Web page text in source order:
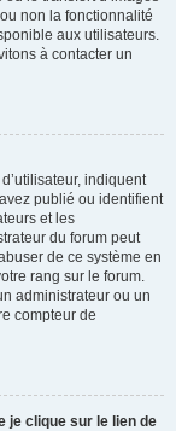
non la fonctionnalité
aux utilisateurs.
à contacter un
indiquent
publié ou identifient
et les
du forum peut
de ce système en
rang sur le forum.
administrateur ou un
compteur de
je clique sur le lien de